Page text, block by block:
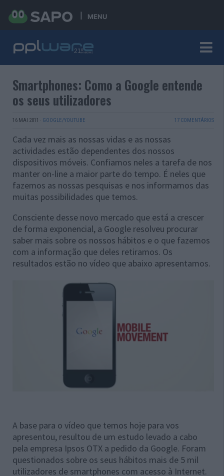
MENU
Smartphones: Como a Google entende
os seus utilizadores
16 MAI 2011 · GOOGLE/YOUTUBE 17 COMENTÁRIOS
Cada vez mais as nossas vidas e as nossas
actividades estão dependentes dos nossos
dispositivos móveis. Confiamos neles a tarefa de nos
manter on-line a maior parte do tempo. É neles que
fazemos as nossas pesquisas e nos informamos das
muitas possibilidades que temos.
Consciente desse novo mercado que está a crescer
de forma exponencial, a Google resolveu procurar
saber mais sobre os nossos hábitos e o que fazemos
com a informação que deles retiramos. Os
resultados estão no vídeo que abaixo apresentamos.
A base para o vídeo que temos hoje para vos
apresentou, resultou de um estudo levado a cabo
pela empresa Ipsos OTX a pedido da Google. Foram
questionados sobre os seus hábitos mais de 5 mil
utilizadores de smartphones com acesso à Internet.